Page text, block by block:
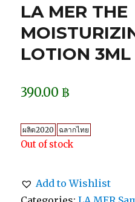
LA MER THE
LOTION 3ML
390.00฿
ผลิต2020 ฉลากไทย
Out of stock
Add to Wishlist